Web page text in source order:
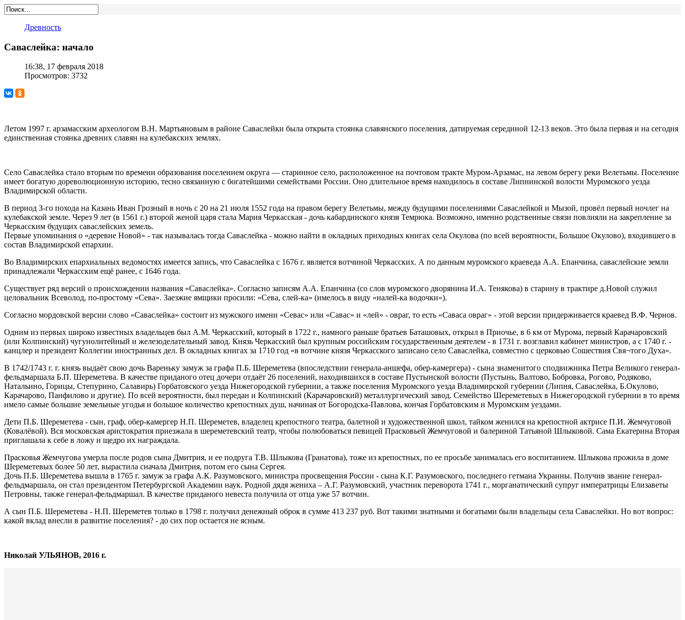
Древность
Саваслейка: начало
16:38, 17 февраля 2018
Просмотров: 3732
Летом 1997 г. арзамасским археологом В.Н. Мартьяновым в районе Саваслейки была открыта стоянка славянского поселения, датируемая серединой 12-13 веков. Это была первая и на сегодня
единственная стоянка древних славян на кулебакских землях.
Село Саваслейка стало вторым по времени образования поселением округа — старинное село, расположенное на почтовом тракте Муром-Арзамас, на левом берегу реки Велетьмы. Поселение
имеет богатую дореволюционную историю, тесно связанную с богатейшими семействами России. Оно длительное время находилось в составе Липнинской волости Муромского уезда
Владимирской области.
В период З-го похода на Казань Иван Грозный в ночь с 20 на 21 июля 1552 года на правом берегу Велетьмы, между будущими поселениями Саваслейкой и Мызой, провёл первый ночлег на
кулебакской земле. Через 9 лет (в 1561 г.) второй женой царя стала Мария Черкасская - дочь кабардинского князя Темрюка. Возможно, именно родственные связи повлияли на закрепление за
Черкасским будущих саваслейских земель.
Первые упоминания о «деревне Новой» - так называлась тогда Саваслейка - можно найти в окладных приходных книгах села Окулова (по всей вероятности, Большое Окулово), входившего в
состав Владимирской епархии.
Во Владимирских епархиальных ведомостях имеется запись, что Саваслейка с 1676 г. является вотчиной Черкасских. А по данным муромского краеведа А.А. Епанчина, саваслейские земли
принадлежали Черкасским ещё ранее, с 1646 года.
Существует ряд версий о происхождении названия «Саваслейка». Согласно записям А.А. Епанчина (со слов муромского дворянина И.А. Тенякова) в старину в трактире д.Новой служил
целовальник Всеволод, по-простому «Сева». Заезжие ямщики просили: «Сева, слей-ка» (имелось в виду «налей-ка водочки»).
Согласно мордовской версии слово «Саваслейка» состоит из мужского имени «Севас» или «Савас» и «лей» - овраг, то есть «Саваса овраг» - этой версии придерживается краевед В.Ф. Чернов.
Одним из первых широко известных владельцев был А.М. Черкасский, который в 1722 г., намного раньше братьев Баташовых, открыл в Приочье, в 6 км от Мурома, первый Карачаровский
(или Колпинский) чугунолитейный и железоделательный завод. Князь Черкасский был крупным российским государственным деятелем - в 1731 г. возглавил кабинет министров, а с 1740 г. -
канцлер и президент Коллегии иностранных дел. В окладных книгах за 1710 год «в вотчине князя Черкасского записано село Саваслейка, совместно с церковью Сошествия Свя¬того Духа».
В 1742/1743 г. г. князь выдаёт свою дочь Вареньку замуж за графа П.Б. Шереметева (впоследствии генерала-аншефа, обер-камергера) - сына знаменитого сподвижника Петра Великого генерал-
фельдмаршала Б.П. Шереметева. В качестве приданого отец дочери отдаёт 26 поселений, находившихся в составе Пустынской волости (Пустынь, Валтово, Бобровка, Рогово, Родяково,
Натальино, Горицы, Степурино, Салавирь) Горбатовского уезда Нижегородской губернии, а также поселения Муромского уезда Владимирской губернии (Липня, Саваслейка, Б.Окулово,
Карачарово, Панфилово и другие). По всей вероятности, был передан и Колпинский (Карачаровский) металлургический завод. Семейство Шереметевых в Нижегородской губернии в то время
имело самые большие земельные угодья и большое количество крепостных душ, начиная от Богородска-Павлова, кончая Горбатовским и Муромским уездами.
Дети П.Б. Шереметева - сын, граф, обер-камергер Н.П. Шереметев, владелец крепостного театра, балетной и художественной школ, тайком женился на крепостной актрисе П.И. Жемчуговой
(Ковалёвой). Вся московская аристократия приезжала в шереметевский театр, чтобы полюбоваться певицей Прасковьей Жемчуговой и балериной Татьяной Шлыковой. Сама Екатерина Вторая
приглашала к себе в ложу и щедро их награждала.
Прасковья Жемчугова умерла после родов сына Дмитрия, и ее подруга Т.В. Шлыкова (Гранатова), тоже из крепостных, по ее просьбе занималась его воспитанием. Шлыкова прожила в доме
Шереметевых более 50 лет, вырастила сначала Дмитрия, потом его сына Сергея.
Дочь П.Б. Шереметева вышла в 1765 г. замуж за графа А.К. Разумовского, министра просвещения России - сына К.Г. Разумовского, последнего гетмана Украины. Получив звание генерал-
фельдмаршала, он стал президентом Петербургской Академии наук. Родной дядя жениха – А.Г. Разумовский, участник переворота 1741 г., морганатический супруг императрицы Елизаветы
Петровны, также генерал-фельдмаршал. В качестве приданого невеста получила от отца уже 57 вотчин.
А сын П.Б. Шереметева - Н.П. Шереметев только в 1798 г. получил денежный оброк в сумме 413 237 руб. Вот такими знатными и богатыми были владельцы села Саваслейки. Но вот вопрос:
какой вклад внесли в развитие поселения? - до сих пор остается не ясным.
Николай УЛЬЯНОВ, 2016 г.